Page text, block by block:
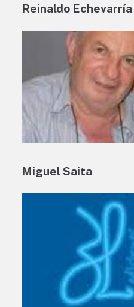
Reinaldo Echevarría
Miguel Saita